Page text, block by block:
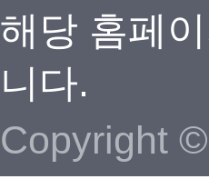
해당 홈페
니다.
Copyright ©